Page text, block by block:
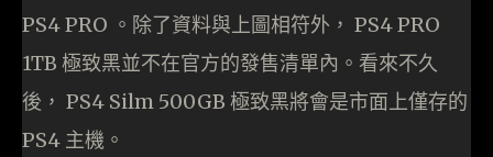
PS4 PRO 。除了資料與上圖相符外， PS4 PRO
1TB 極致黑並不在官方的發售清單內。看來不久
後， PS4 Silm 500GB 極致黑將會是市面上僅存的
PS4 主機。